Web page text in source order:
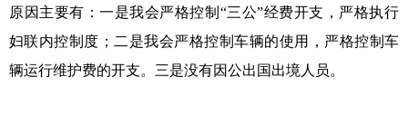
原因主要有：一是我会严格控制 “三公”经费开支，严格执行
妇联内控制度；二是我会严格控制车辆的使用，严格控制车
辆运行维护费的开支。三是没有因公出国出境人员。